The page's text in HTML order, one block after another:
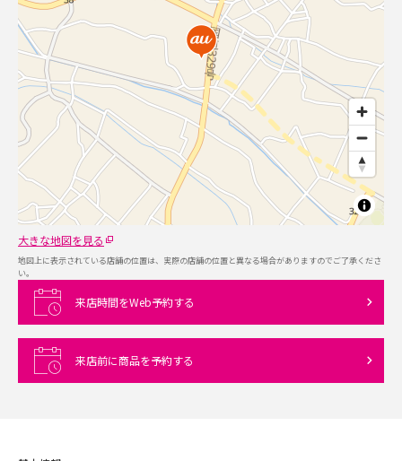
大きな地図を見る
地図上に表示されている店舗の位置は、実際の店舗の位置と異なる場合がありますのでご了承くださ
い。
来店時間をWeb予約する
来店前に商品を予約する